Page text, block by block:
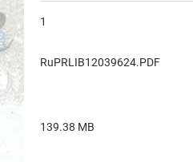
1
RuPRLIB12039624.PDF
139.38 MB